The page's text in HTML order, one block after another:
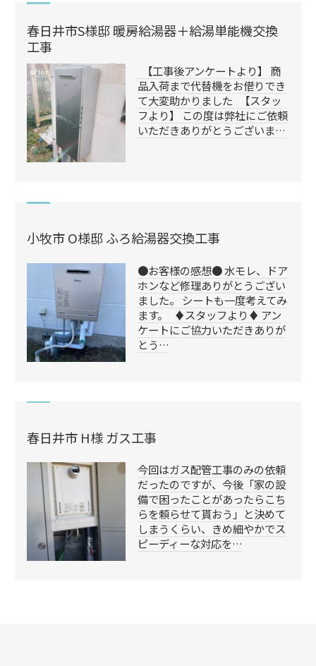
春日井市S様邸 暖房給湯器＋給湯単能機交換
工事
【工事後アンケートより】 商
品入荷まで代替機をお借りでき
て大変助かりました 【スタッ
フより】 この度は弊社にご依頼
いただきありがとうございま…
小牧市 O様邸 ふろ給湯器交換工事
●お客様の感想● 水モレ、ドア
ホンなど修理ありがとうござい
ました。 シートも一度考えてみ
ます。 ♦️スタッフより♦️ アン
ケートにご協力いただきありが
とう…
春日井市 H様 ガス工事
今回はガス配管工事のみの依頼
だったのですが、今後「家の設
備で困ったことがあったらこち
らを頼らせて貰おう」と決めて
しまうくらい、きめ細やかでス
ピーディーな対応を…